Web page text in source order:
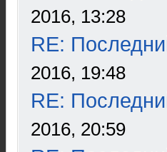
2016, 13:28
RE:
2016, 19:48
RE:
2016, 20:59